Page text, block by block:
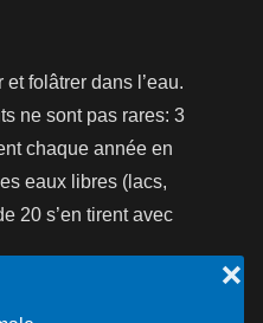
❌
folâtrer dans l’eau.
ne sont pas rares: 3
chaque année en
eaux libres (lacs,
20 s’en tirent avec